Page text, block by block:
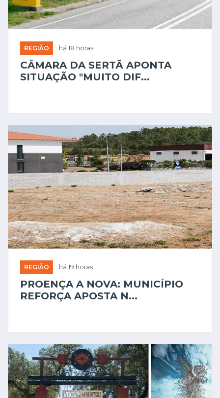
REGIÃO há 18 horas
CÂMARA DA SERTÃ APONTA
SITUAÇÃO "MUITO DIF...
REGIÃO há 19 horas
PROENÇA A NOVA: MUNICÍPIO
REFORÇA APOSTA N...